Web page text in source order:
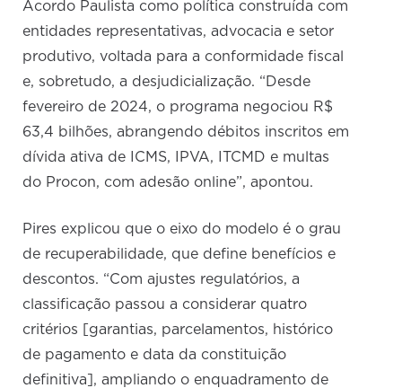
Acordo Paulista como política construída com
entidades representativas, advocacia e setor
produtivo, voltada para a conformidade fiscal
e, sobretudo, a desjudicialização. “Desde
fevereiro de 2024, o programa negociou R$
63,4 bilhões, abrangendo débitos inscritos em
dívida ativa de ICMS, IPVA, ITCMD e multas
do Procon, com adesão online”, apontou.
Pires explicou que o eixo do modelo é o grau
de recuperabilidade, que define benefícios e
descontos. “Com ajustes regulatórios, a
classificação passou a considerar quatro
critérios [garantias, parcelamentos, histórico
de pagamento e data da constituição
definitiva], ampliando o enquadramento de